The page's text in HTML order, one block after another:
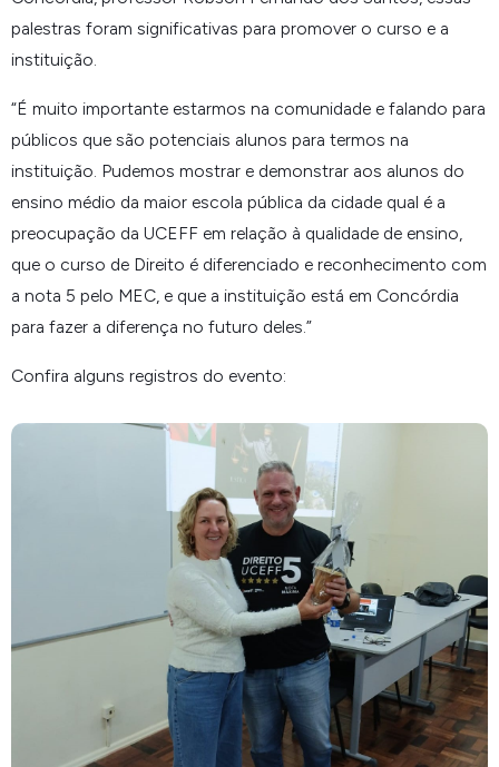
palestras foram significativas para promover o curso e a
instituição.
“É muito importante estarmos na comunidade e falando para
públicos que são potenciais alunos para termos na
instituição. Pudemos mostrar e demonstrar aos alunos do
ensino médio da maior escola pública da cidade qual é a
preocupação da UCEFF em relação à qualidade de ensino,
que o curso de Direito é diferenciado e reconhecimento com
a nota 5 pelo MEC, e que a instituição está em Concórdia
para fazer a diferença no futuro deles. ”
Confira alguns registros do evento: